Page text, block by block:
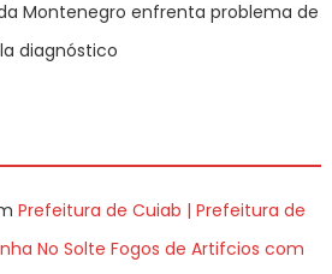
Montenegro enfrenta problema de
diagnóstico
Prefeitura de Cuiab | Prefeitura de
No Solte Fogos de Artifcios com